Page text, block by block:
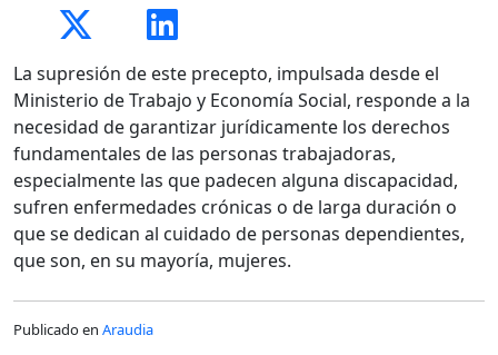
La supresión de este precepto, impulsada desde el
Ministerio de Trabajo y Economía Social, responde a la
necesidad de garantizar jurídicamente los derechos
fundamentales de las personas trabajadoras,
especialmente las que padecen alguna discapacidad,
sufren enfermedades crónicas o de larga duración o
que se dedican al cuidado de personas dependientes,
que son, en su mayoría, mujeres.
Publicado en Araudia